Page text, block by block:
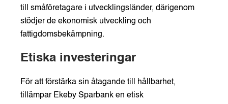
till småföretagare i utvecklingsländer, därigenom
stödjer de ekonomisk utveckling och
fattigdomsbekämpning.
Etiska investeringar
För att förstärka sin åtagande till hållbarhet,
tillämpar Ekeby Sparbank en etisk